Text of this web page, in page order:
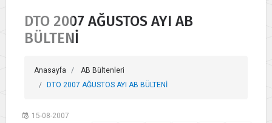
DTO 2007 AĞUSTOS AYI AB
BÜLTENİ
Anasayfa
AB Bültenleri
DTO 2007 AĞUSTOS AYI AB BÜLTENİ
15-08-2007